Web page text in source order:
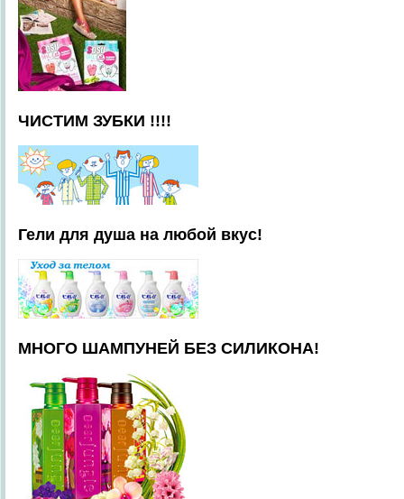
ЧИСТИМ ЗУБКИ !!!!
Гели для душа на любой вкус!
МНОГО ШАМПУНЕЙ БЕЗ СИЛИКОНА!